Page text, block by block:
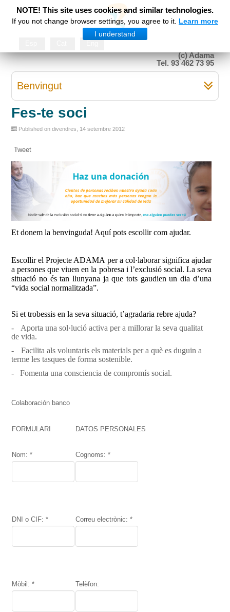
(c) Adama
Tel. 93 462 73 95
NOTE! This site uses cookies and similar technologies.
If you not change browser settings, you agree to it. Learn more
I understand
Benvingut
Fes-te soci
Published on divendres, 14 setembre 2012
Tweet
Et donem la benvinguda! Aquí pots escollir com ajudar.
Escollir el Projecte ADAMA per a col·laborar significa ajudar
a persones que viuen en la pobresa i l’exclusió social. La seva
situació no és tan llunyana ja que tots gaudien un dia d’una
“vida social normalitzada”.
Si et trobessis en la seva situació, t’agradaria rebre ajuda?
-
Aporta una sol·lució activa per a millorar la seva qualitat
de vida.
-
Facilita als voluntaris els materials per a què es duguin a
terme les tasques de forma sostenible.
-
Fomenta una consciencia de compromís social.
Colaboración banco
FORMULARI
Nom: *
DNI o CIF: *
Mòbil: *
DATOS PERSONALES
Cognoms: *
Correu electrònic: *
Telèfon: